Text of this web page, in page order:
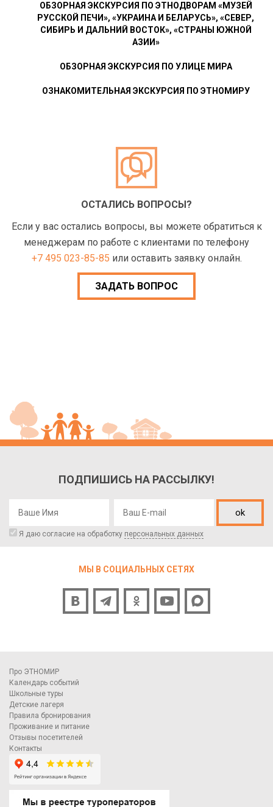
ОБЗОРНАЯ ЭКСКУРСИЯ ПО ЭТНОДВОРАМ «МУЗЕЙ
РУССКОЙ ПЕЧИ», «УКРАИНА И БЕЛАРУСЬ», «СЕВЕР,
СИБИРЬ И ДАЛЬНИЙ ВОСТОК», «СТРАНЫ ЮЖНОЙ
АЗИИ»
ОБЗОРНАЯ ЭКСКУРСИЯ ПО УЛИЦЕ МИРА
ОЗНАКОМИТЕЛЬНАЯ ЭКСКУРСИЯ ПО ЭТНОМИРУ
ОСТАЛИСЬ ВОПРОСЫ?
Если у вас остались вопросы, вы можете обратиться к
менеджерам по работе с клиентами по телефону
+7 495 023-85-85 или оставить заявку онлайн.
ЗАДАТЬ ВОПРОС
ПОДПИШИСЬ НА РАССЫЛКУ!
ok
Я даю согласие на обработку персональных данных
МЫ В СОЦИАЛЬНЫХ СЕТЯХ
Про ЭТНОМИР
Календарь событий
Школьные туры
Детские лагеря
Правила бронирования
Проживание и питание
Отзывы посетителей
Контакты